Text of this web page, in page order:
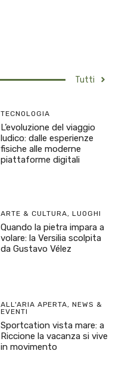
Tutti
TECNOLOGIA
L’evoluzione del viaggio
ludico: dalle esperienze
fisiche alle moderne
piattaforme digitali
ARTE & CULTURA, LUOGHI
Quando la pietra impara a
volare: la Versilia scolpita
da Gustavo Vélez
ALL'ARIA APERTA, NEWS &
EVENTI
Sportcation vista mare: a
Riccione la vacanza si vive
in movimento